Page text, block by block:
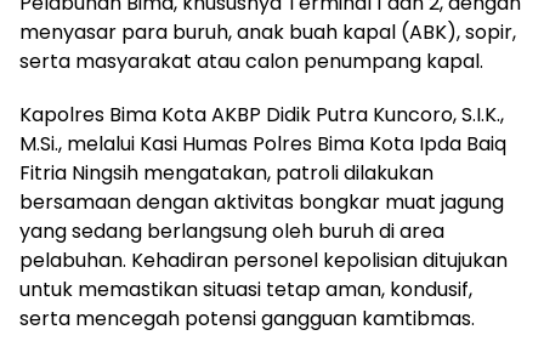
menyasar para buruh, anak buah kapal (ABK), sopir,
serta masyarakat atau calon penumpang kapal.
Kapolres Bima Kota AKBP Didik Putra Kuncoro, S.I.K.,
M.Si., melalui Kasi Humas Polres Bima Kota Ipda Baiq
Fitria Ningsih mengatakan, patroli dilakukan
bersamaan dengan aktivitas bongkar muat jagung
yang sedang berlangsung oleh buruh di area
pelabuhan. Kehadiran personel kepolisian ditujukan
untuk memastikan situasi tetap aman, kondusif,
serta mencegah potensi gangguan kamtibmas.